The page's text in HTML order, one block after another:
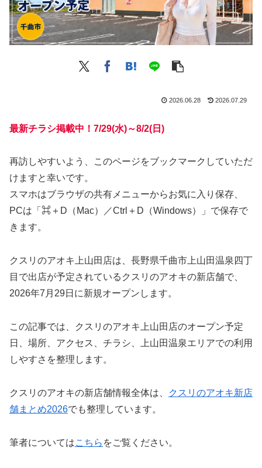
2026.06.28 2026.07.29
最新チラシ掲載中！7/29(水)～8/2(日)
再訪しやすいよう、このページをブックマークしていただ
けますと幸いです。
スマホはブラウザの共有メニューからお気に入り保存、
PCは「⌘＋D（Mac）／Ctrl＋D（Windows）」で保存で
きます。
クスリのアオキ上山田店は、長野県千曲市上山田温泉四丁
目で出店が予定されているクスリのアオキの新店舗で、
2026年7月29日に新規オープンします。
この記事では、クスリのアオキ上山田店のオープン予定
日、場所、アクセス、チラシ、上山田温泉エリアでの利用
しやすさを整理します。
クスリのアオキの新店舗情報全体は、
クスリのアオキ新店
舗まとめ2026でも整理しています。
筆者についてはこちら をご覧ください。